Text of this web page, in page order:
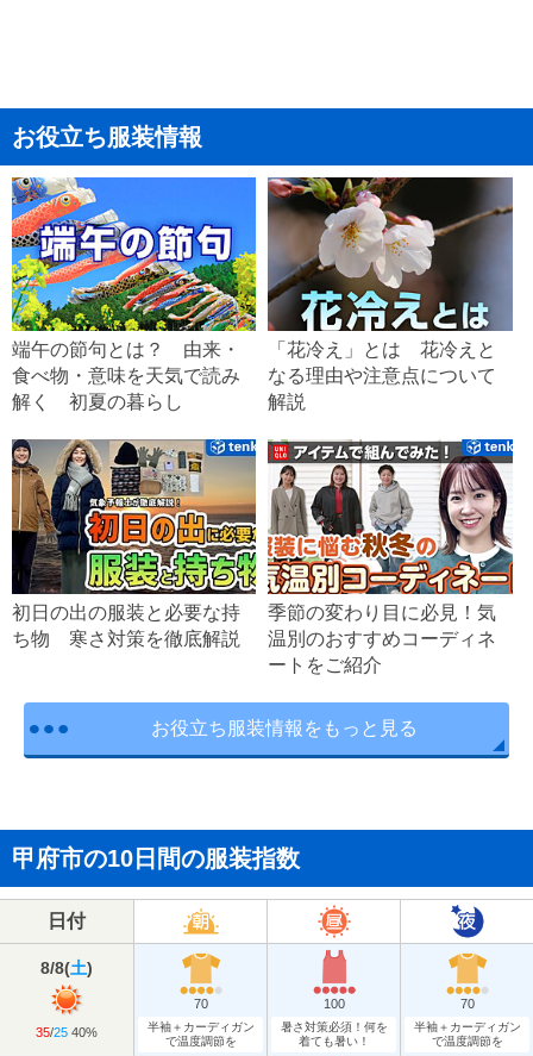
お役立ち服装情報
端午の節句とは？ 由来・
食べ物・意味を天気で読み
解く 初夏の暮らし
「花冷え」とは 花冷えと
なる理由や注意点について
解説
初日の出の服装と必要な持
ち物 寒さ対策を徹底解説
季節の変わり目に必見！気
温別のおすすめコーディネ
ートをご紹介
お役立ち服装情報をもっと見る
甲府市の10日間の服装指数
日付
8/8(土)
35/25 40%
70
半袖＋カーディガン
で温度調節を
100
暑さ対策必須！何を
着ても暑い！
70
半袖＋カーディガン
で温度調節を